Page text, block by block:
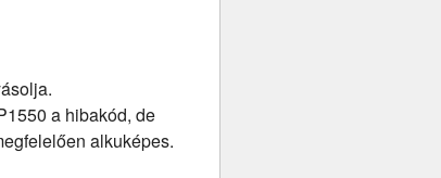
a hibakód, de
alkuképes.